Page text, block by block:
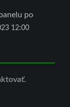
po
12:00
novu